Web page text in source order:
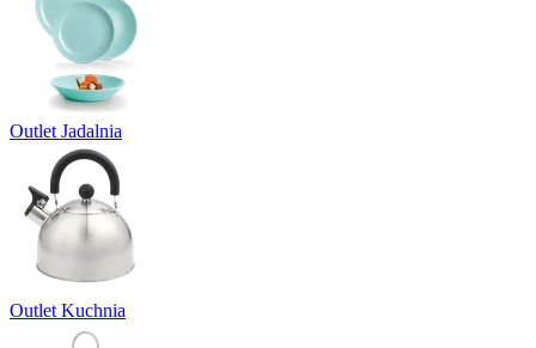
Outlet Jadalnia
Outlet Kuchnia